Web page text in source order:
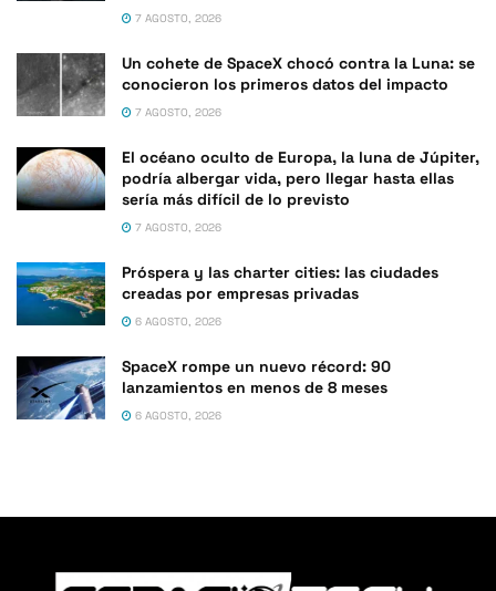
7 AGOSTO, 2026
Un cohete de SpaceX chocó contra la Luna: se
conocieron los primeros datos del impacto
7 AGOSTO, 2026
El océano oculto de Europa, la luna de Júpiter,
podría albergar vida, pero llegar hasta ellas
sería más difícil de lo previsto
7 AGOSTO, 2026
Próspera y las charter cities: las ciudades
creadas por empresas privadas
6 AGOSTO, 2026
SpaceX rompe un nuevo récord: 90
lanzamientos en menos de 8 meses
6 AGOSTO, 2026